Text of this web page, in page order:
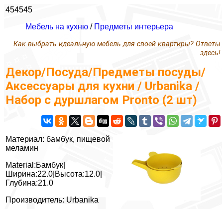
454545
Мебель на кухню / Предметы интерьера
Как выбрать идеальную мебель для своей квартиры? Ответы
здесь!
Декор/Посуда/Предметы посуды/
Аксессуары для кухни / Urbanika /
Набор с дуршлагом Pronto (2 шт)
Материал: бамбук, пищевой
меламин
Material:Бамбук|
Ширина:22.0|Высота:12.0|
Глубина:21.0
Производитель: Urbanika